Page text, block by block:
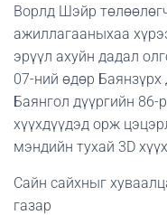
Ворлд Шэйр
ажиллагааныхаа
эрүүл ахуйн дадал
07-ний өдөр Баянзүрх
Баянгол дүүргийн 86-
хүүхдүүдэд орж
мэндийн тухай 3D
Сайн сайхныг
газар